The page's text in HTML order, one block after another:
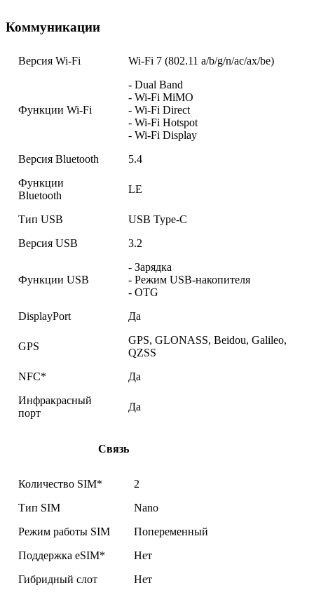
Коммуникации
Версия Wi-Fi Wi-Fi 7 (802.11 a/b/g/n/ac/ax/be)
Функции Wi-Fi
- Dual Band
- Wi-Fi MiMO
- Wi-Fi Direct
- Wi-Fi Hotspot
- Wi-Fi Display
Версия Bluetooth
5.4
Функции
Bluetooth
LE
Тип USB
USB Type-C
Версия USB
3.2
Функции USB
- Зарядка
- Режим USB-накопителя
- OTG
DisplayPort
Да
GPS
GPS, GLONASS, Beidou, Galileo,
QZSS
NFC*
Да
Инфракрасный
порт
Да
Связь
Количество SIM*
2
Тип SIM
Nano
Режим работы SIM
Попеременный
Поддержка eSIM*
Нет
Гибридный слот
Нет